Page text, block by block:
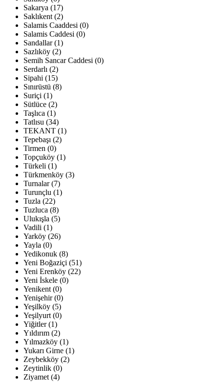
Sakarya (17)
Saklıkent (2)
Salamis Caaddesi (0)
Salamis Caddesi (0)
Sandallar (1)
Sazlıköy (2)
Semih Sancar Caddesi (0)
Serdarlı (2)
Sipahi (15)
Sınırüstü (8)
Suriçi (1)
Sütlüce (2)
Taşlıca (1)
Tatlısu (34)
TEKANT (1)
Tepebaşı (2)
Tirmen (0)
Topçuköy (1)
Türkeli (1)
Türkmenköy (3)
Turnalar (7)
Turunçlu (1)
Tuzla (22)
Tuzluca (8)
Ulukışla (5)
Vadili (1)
Yarköy (26)
Yayla (0)
Yedikonuk (8)
Yeni Boğaziçi (51)
Yeni Erenköy (22)
Yeni İskele (0)
Yenikent (0)
Yenişehir (0)
Yeşilköy (5)
Yeşilyurt (0)
Yiğitler (1)
Yıldırım (2)
Yılmazköy (1)
Yukarı Girne (1)
Zeybekköy (2)
Zeytinlik (0)
Ziyamet (4)